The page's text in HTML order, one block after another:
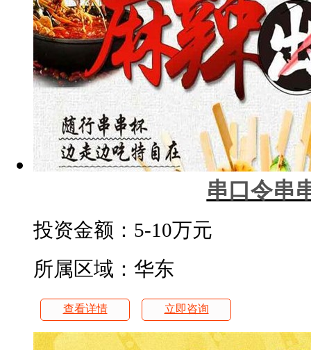
串口令串
投资金额： 5-10万元
所属区域：华东
查看详情 立即咨询